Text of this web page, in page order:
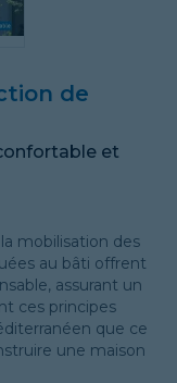
de
et
mobilisation des
au bâti offrent
assurant un
ces principes
que ce
une maison